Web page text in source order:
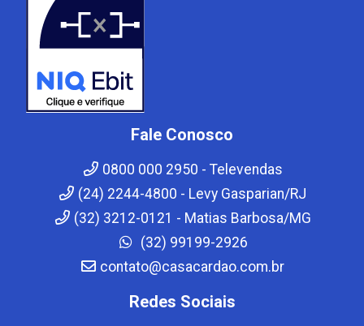
Fale Conosco
0800 000 2950 - Televendas
(24) 2244-4800 - Levy Gasparian/RJ
(32) 3212-0121 - Matias Barbosa/MG
(32) 99199-2926
contato@casacardao.com.br
Redes Sociais